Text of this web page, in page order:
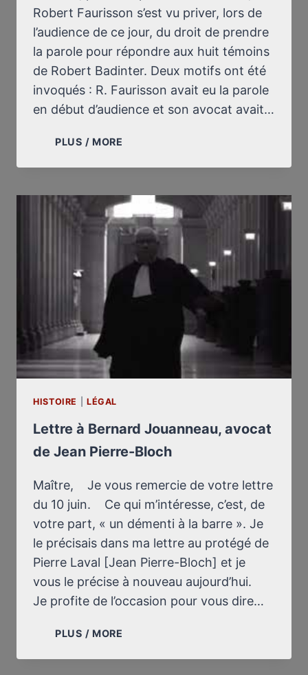
Robert Faurisson s’est vu priver, lors de
l’audience de ce jour, du droit de prendre
la parole pour répondre aux huit témoins
de Robert Badinter. Deux motifs ont été
invoqués : R. Faurisson avait eu la parole
en début d’audience et son avocat avait…
PLUS / MORE
DE
BADINTER
HISTOIRE LÉGAL
Lettre à Bernard Jouanneau, avocat
de Jean Pierre-Bloch
Maître, Je vous remercie de votre lettre
du 10 juin. Ce qui m’intéresse, c’est, de
votre part, « un démenti à la barre ». Je
le précisais dans ma lettre au protégé de
Pierre Laval [Jean Pierre-Bloch] et je
vous le précise à nouveau aujourd’hui.
Je profite de l’occasion pour vous dire…
PLUS / MORE
BERNARD